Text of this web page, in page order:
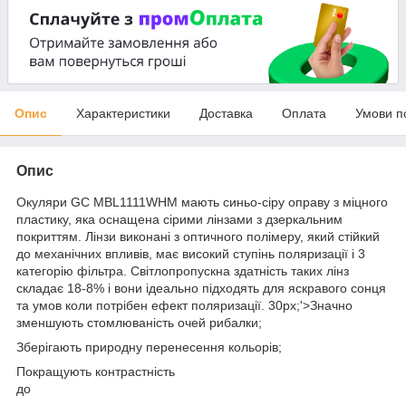
Опис Характеристики Доставка Оплата Умови
Опис
Окуляри GC MBL1111WHM мають синьо-сіру оправу з міцного
пластику, яка оснащена сірими лінзами з дзеркальним
покриттям. Лінзи виконані з оптичного полімеру, який стійкий
до механічних впливів, має високий ступінь поляризації і 3
категорію фільтра. Світлопропускна здатність таких лінз
складає 18-8% і вони ідеально підходять для яскравого сонця
та умов коли потрібен ефект поляризації. 30px;'>Значно
зменшують стомлюваність очей рибалки;
Зберігають природну перенесення кольорів;
Покращують контрастність
до